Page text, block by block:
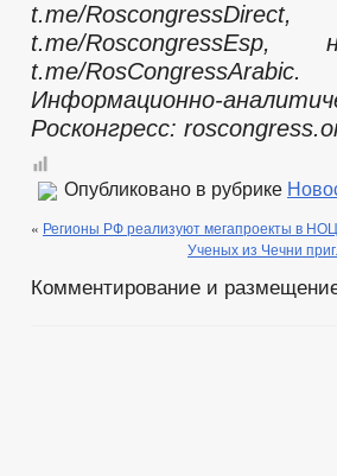
t.me/
t.me/
t.me/
Информационно-
Росконгресс:
Опубликовано в рубрике
« Регионы РФ реализуют мегапроекты в
Ученых из Чечни
Комментирование и